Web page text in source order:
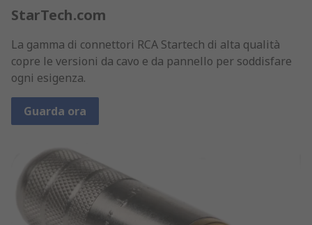
StarTech.com
La gamma di connettori RCA Startech di alta qualità
copre le versioni da cavo e da pannello per soddisfare
ogni esigenza.
Guarda ora